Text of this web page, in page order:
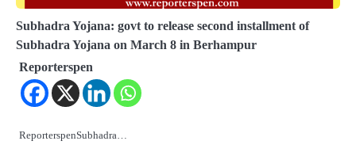
Subhadra Yojana: govt to release second installment of
Subhadra Yojana on March 8 in Berhampur
Reporterspen
ReporterspenSubhadra…